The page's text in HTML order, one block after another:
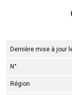
Dernière mise à jour
N°
Région